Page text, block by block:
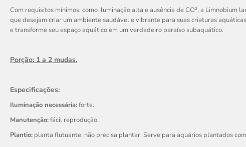
Com requisitos mínimos, como iluminação alta e ausência de CO², a Limnobium
que desejam criar um ambiente saudável e vibrante para suas criaturas
e transforme seu espaço aquático em um verdadeiro paraíso subaquático.
Porção: 1 a 2 mudas.
Especificações:
Iluminação necessária:forte.
Manutenção:fácil reprodução.
Plantio:planta flutuante, não precisa plantar. Serve para aquários plantados